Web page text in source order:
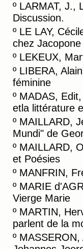
º LARMAT, J.,
Discussion.
º LE LAY,
chez Jacopone
º LEKEUX,
º LIBERA,
féminine
º MADAS,
etla littérature
º MAILLARD,
Mundi" de
º MAILLARD,
et Poésies
º MANFRIN,
º MARIE
Vierge Marie
º MARTIN,
parlent de la
º